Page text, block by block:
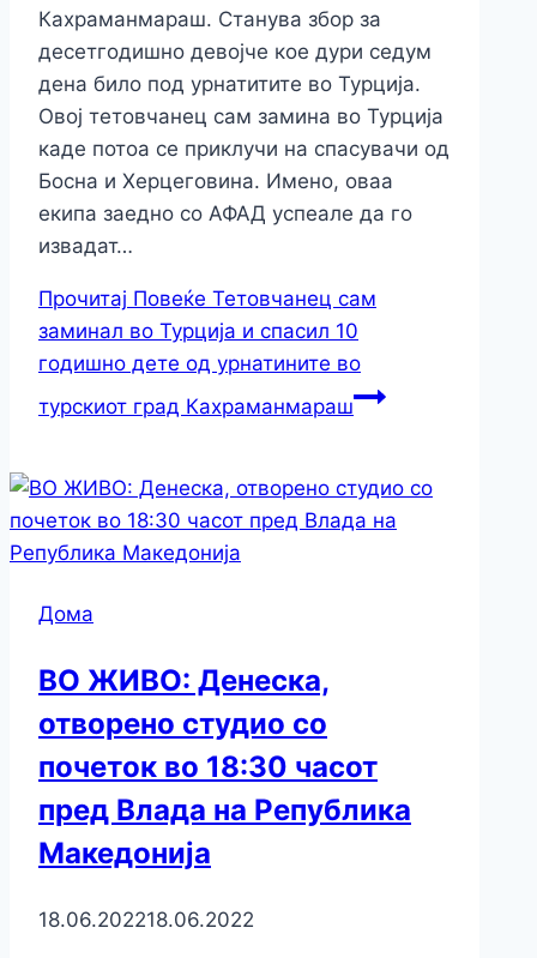
Кахраманмараш. Станува збор за
десетгодишно девојче кое дури седум
дена било под урнатитите во Турција.
Овој тетовчанец сам замина во Турција
каде потоа се приклучи на спасувачи од
Босна и Херцеговина. Имено, оваа
екипа заедно со АФАД успеале да го
извадат…
Прочитај Повеќе Тетовчанец сам
заминал во Турција и спасил 10
годишно дете од урнатините во
турскиот град Кахраманмараш
Дома
ВО ЖИВО: Денеска,
отворено студио со
почеток во 18:30 часот
пред Влада на Република
Македонија
18.06.202218.06.2022